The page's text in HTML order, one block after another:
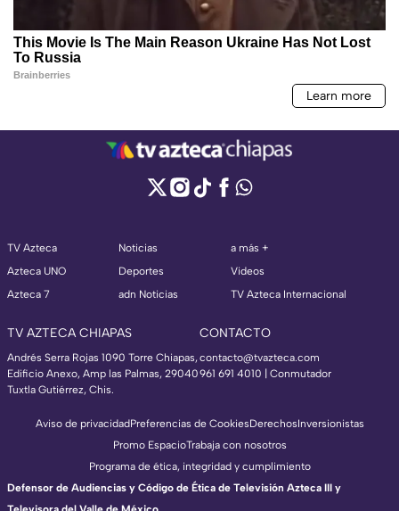
TV Azteca
Azteca UNO
Azteca 7
Noticias
Deportes
adn Noticias
a más +
Videos
TV Azteca Internacional
TV AZTECA CHIAPAS
Andrés Serra Rojas 1090 Torre Chiapas,
Edificio Anexo, Amp las Palmas, 29040
Tuxtla Gutiérrez, Chis.
CONTACTO
contacto@tvazteca.com
961 691 4010 | Conmutador
Aviso de privacidadPreferencias de CookiesDerechosInversionistas
Promo EspacioTrabaja con nosotros
Programa de ética, integridad y cumplimiento
Defensor de Audiencias y Código de Ética de Televisión Azteca III y